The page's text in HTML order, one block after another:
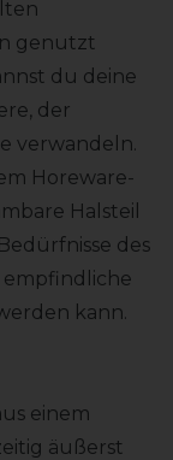
genutzt
du deine
der
verwandeln.
Horeware-
Halsteil
des
empfindliche
kann.
einem
äußerst